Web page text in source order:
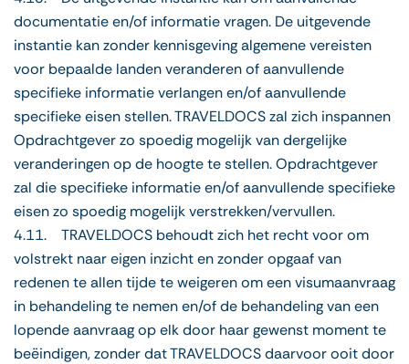
documentatie en/of informatie vragen. De uitgevende
instantie kan zonder kennisgeving algemene vereisten
voor bepaalde landen veranderen of aanvullende
specifieke informatie verlangen en/of aanvullende
specifieke eisen stellen. TRAVELDOCS zal zich inspannen
Opdrachtgever zo spoedig mogelijk van dergelijke
veranderingen op de hoogte te stellen. Opdrachtgever
zal die specifieke informatie en/of aanvullende specifieke
eisen zo spoedig mogelijk verstrekken/vervullen.
4.11. TRAVELDOCS behoudt zich het recht voor om
volstrekt naar eigen inzicht en zonder opgaaf van
redenen te allen tijde te weigeren om een visumaanvraag
in behandeling te nemen en/of de behandeling van een
lopende aanvraag op elk door haar gewenst moment te
beëindigen, zonder dat TRAVELDOCS daarvoor ooit door